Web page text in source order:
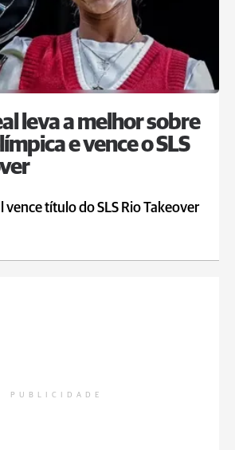
leva a melhor sobre
e vence o SLS
vence título do SLS Rio Takeover
PUBLICIDADE